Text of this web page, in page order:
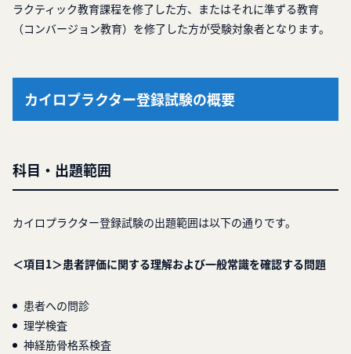
ラクティック教育課程を修了した方、またはそれに準ずる教育
（コンバージョン教育）を修了した方が受験対象者となります。
カイロプラクター登録試験の概要
科目・出題範囲
カイロプラクター登録試験の出題範囲は以下の通りです。
＜項目1＞患者評価に関する理解および一般常識を確認する問題
患者への問診
理学検査
神経筋骨格系検査